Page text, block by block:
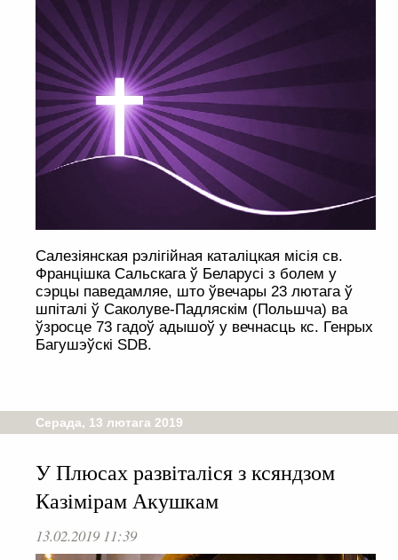
Салезіянская рэлігійная каталіцкая місія cв.
Францішка Сальскага ў Беларусі з болем у
сэрцы паведамляе, што ўвечары 23 лютага ў
шпіталі ў Саколуве-Падляскім (Польшча) ва
ўзросце 73 гадоў адышоў у вечнасць кс. Генрых
Багушэўскі SDB.
Серада, 13 лютага 2019
У Плюсах развіталіся з ксяндзом
Казімірам Акушкам
13.02.2019 11:39